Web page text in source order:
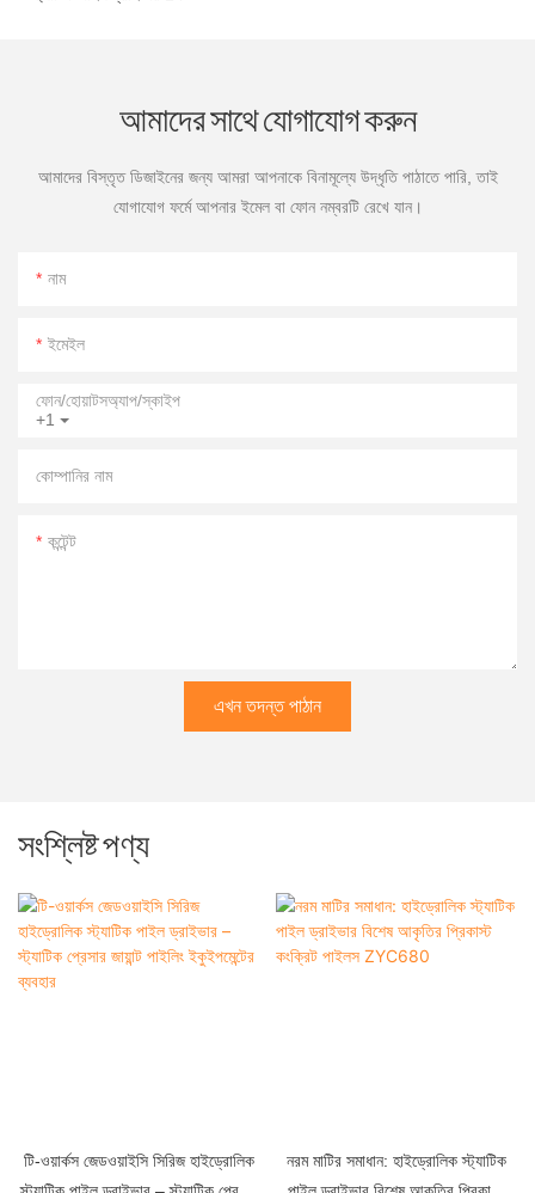
আমাদের সাথে যোগাযোগ করুন
আমাদের বিস্তৃত ডিজাইনের জন্য আমরা আপনাকে বিনামূল্যে উদ্ধৃতি পাঠাতে পারি, তাই
যোগাযোগ ফর্মে আপনার ইমেল বা ফোন নম্বরটি রেখে যান।
নাম
ইমেইল
+1
ফোন/হোয়াটসঅ্যাপ/স্কাইপ
কোম্পানির নাম
কন্টেন্ট
এখন তদন্ত পাঠান
সংশ্লিষ্ট পণ্য
টি-ওয়ার্কস জেডওয়াইসি সিরিজ হাইড্রোলিক
নরম মাটির সমাধান: হাইড্রোলিক স্ট্যাটিক